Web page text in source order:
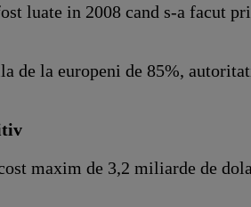
luate in 2008 cand s-a facut
de la europeni de 85%,
maxim de 3,2 miliarde de